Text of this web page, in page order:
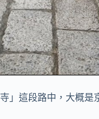
」這段路中，大概是